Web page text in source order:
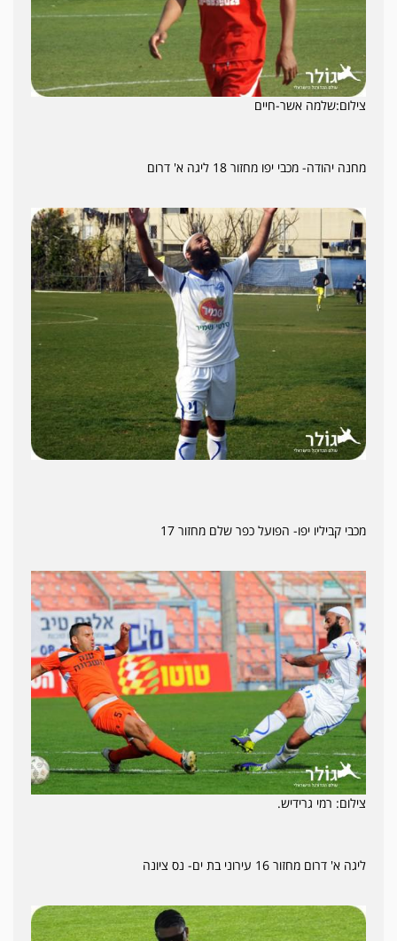
צילום:שלמה אשר-חיים
מחנה יהודה- מכבי יפו מחזור 18 ליגה א' דרום
מכבי קביליו יפו- הפועל כפר שלם מחזור 17
צילום: רמי גרידיש.
ליגה א' דרום מחזור 16 עירוני בת ים- נס ציונה